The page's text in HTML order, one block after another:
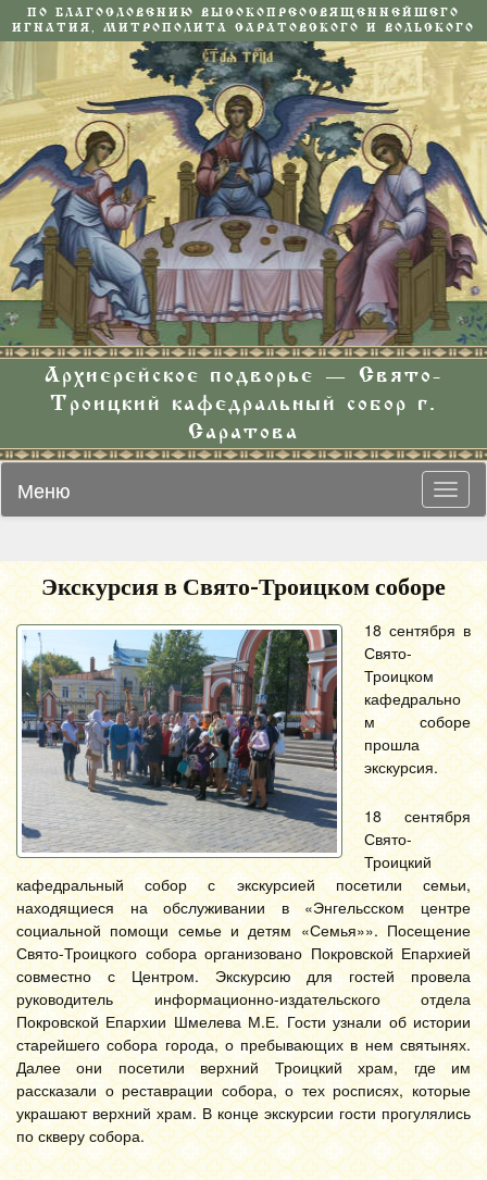
ПО БЛАГОСЛОВЕНИЮ ВЫСОКОПРЕОСВЯЩЕННЕЙШЕГО
ИГНАТИЯ, МИТРОПОЛИТА САРАТОВСКОГО И ВОЛЬСКОГО
Архиерейское подворье — Свято-
Троицкий кафедральный собор г.
Саратова
Меню
Экскурсия в Свято-Троицком соборе
18 сентября в
Свято-
Троицком
кафедрально
м соборе
прошла
экскурсия.
18 сентября
Свято-
Троицкий
кафедральный собор с экскурсией посетили семьи,
находящиеся на обслуживании в «Энгельсском центре
социальной помощи семье и детям «Семья»». Посещение
Свято-Троицкого собора организовано Покровской Епархией
совместно с Центром. Экскурсию для гостей провела
руководитель информационно-издательского отдела
Покровской Епархии Шмелева М.Е. Гости узнали об истории
старейшего собора города, о пребывающих в нем святынях.
Далее они посетили верхний Троицкий храм, где им
рассказали о реставрации собора, о тех росписях, которые
украшают верхний храм. В конце экскурсии гости прогулялись
по скверу собора.